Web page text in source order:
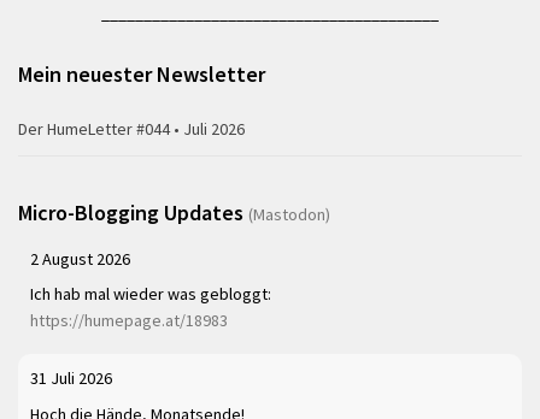
Mein neuester Newsletter
Der HumeLetter #044 • Juli 2026
Micro-Blogging Updates (Mastodon)
2 August 2026
Ich hab mal wieder was gebloggt:
https://humepage.at/18983
31 Juli 2026
Hoch die Hände, Monatsende!